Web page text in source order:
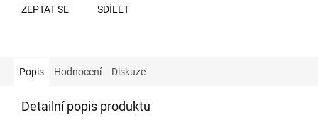
ZEPTAT SE SDÍLET
Popis Hodnocení Diskuze
Detailní popis produktu